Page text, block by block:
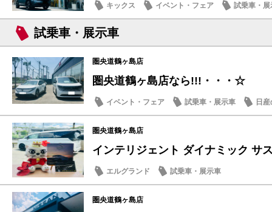
キックス イベント・フェア 試乗車・展
試乗車・展示車
圏央道鶴ヶ島店
圏央道鶴ヶ島店なら!!!・・・☆
イベント・フェア 試乗車・展示車 日
圏央道鶴ヶ島店
インテリジェント ダイナミック サ
エルグランド 試乗車・展示車
圏央道鶴ヶ島店